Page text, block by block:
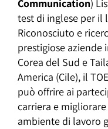
Communication)
test di inglese per il
Riconosciuto e
prestigiose aziende
Corea del Sud e
America (Cile), il
può offrire ai
carriera e
ambiente di lavoro